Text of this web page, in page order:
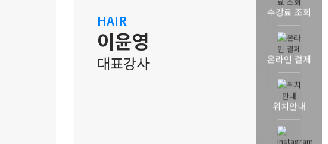
수강료 조회
온라인 결제
위치안내
실무 감각과 기술을 전하는 메이크업
강사
HAIR
이윤영
대표강사